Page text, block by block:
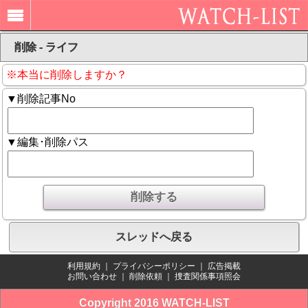
削除 - ライフ
※本当に削除しますか？
▼削除記事No
▼編集･削除パス
スレッドへ戻る
利用規約 プライバシーポリシー
広告掲載
お問い合わせ
削除依頼 捜査関係事項照会
Copyright 2016 WATCH-LIST